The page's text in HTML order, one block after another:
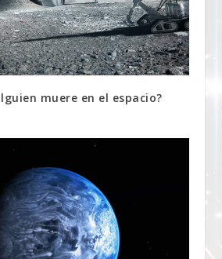
muere en el espacio?